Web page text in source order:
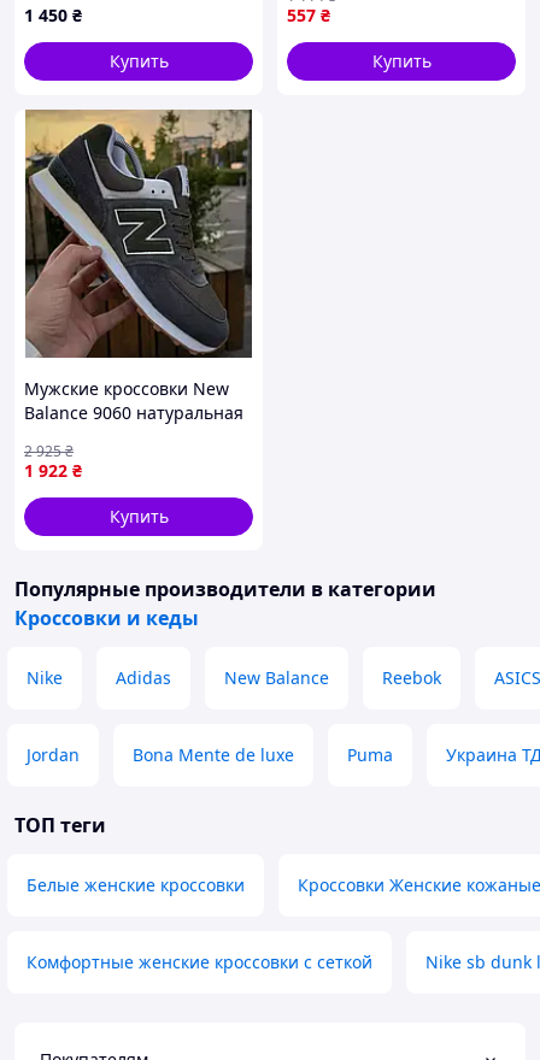
1 450 ₴
Купить
повседневной носки OS-40
557 ₴
Купить
Мужские кроссовки New
Balance 9060 натуральная
1 922 ₴
2 925₴
Купить
Популярные производители в категории
Кроссовки и кеды
Nike Adidas New Balance Reebok ASICS
Jordan Bona Mente de luxe Puma Украина
ТОП теги
Белые женские кроссовки Кроссовки Женские
Комфортные женские кроссовки с сеткой Nike sb dunk